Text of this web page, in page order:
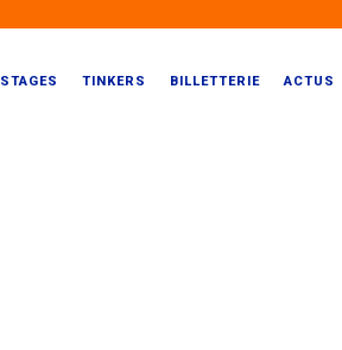
STAGES TINKERS BILLETTERIE ACTUS